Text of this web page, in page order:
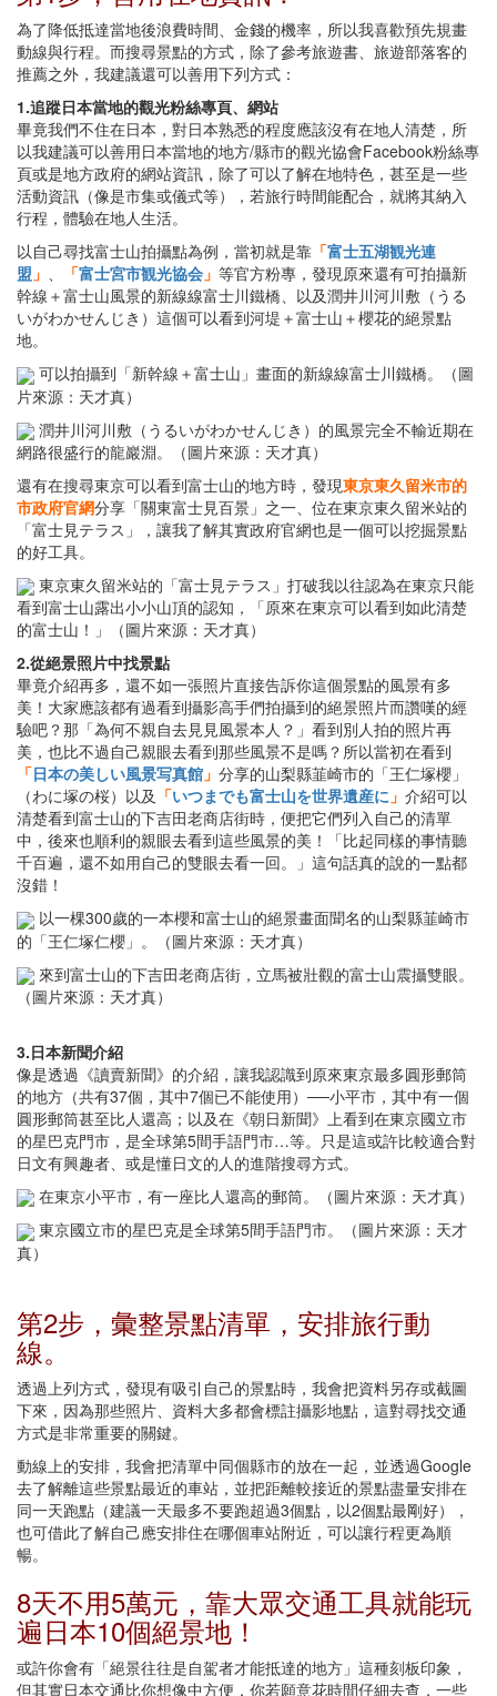
為了降低抵達當地後浪費時間、金錢的機率，所以我喜歡預先規畫
動線與行程。而搜尋景點的方式，除了參考旅遊書、旅遊部落客的
推薦之外，我建議還可以善用下列方式：
1.追蹤日本當地的觀光粉絲專頁、網站
畢竟我們不住在日本，對日本熟悉的程度應該沒有在地人清楚，所
以我建議可以善用日本當地的地方/縣市的觀光協會Facebook粉絲專
頁或是地方政府的網站資訊，除了可以了解在地特色，甚至是一些
活動資訊（像是市集或儀式等），若旅行時間能配合，就將其納入
行程，體驗在地人生活。
以自己尋找富士山拍攝點為例，當初就是靠 「富士五湖観光連
盟 」 、 「富士宮市観光協会 」 等官方粉專，發現原來還有可拍攝新
幹線＋富士山風景的新線線富士川鐵橋、以及潤井川河川敷（うる
いがわかせんじき）這個可以看到河堤＋富士山＋櫻花的絕景點
地。
可以拍攝到「新幹線＋富士山」畫面的新線線富士川鐵橋。（圖
片來源：天才真）
潤井川河川敷（うるいがわかせんじき）的風景完全不輸近期在
網路很盛行的龍巖淵。（圖片來源：天才真）
還有在搜尋東京可以看到富士山的地方時，發現東京東久留米市的
市政府官網分享「關東富士見百景」之一、位在東京東久留米站的
「富士見テラス」，讓我了解其實政府官網也是一個可以挖掘景點
的好工具。
東京東久留米站的「富士見テラス」打破我以往認為在東京只能
看到富士山露出小小山頂的認知，「原來在東京可以看到如此清楚
的富士山！」（圖片來源：天才真）
2.從絕景照片中找景點
畢竟介紹再多，還不如一張照片直接告訴你這個景點的風景有多
美！大家應該都有過看到攝影高手們拍攝到的絕景照片而讚嘆的經
驗吧？那「為何不親自去見見風景本人？」看到別人拍的照片再
美，也比不過自己親眼去看到那些風景不是嗎？所以當初在看到
「日本の美しい風景写真館 」 分享的山梨縣韮崎市的「王仁塚櫻」
（わに塚の桜）以及 「いつまでも富士山を世界遺産に 」 介紹可以
清楚看到富士山的下吉田老商店街時，便把它們列入自己的清單
中，後來也順利的親眼去看到這些風景的美！「比起同樣的事情聽
千百遍，還不如用自己的雙眼去看一回。」這句話真的說的一點都
沒錯！
以一棵300歲的一本櫻和富士山的絕景畫面聞名的山梨縣韮崎市
的「王仁塚仁櫻」。（圖片來源：天才真）
來到富士山的下吉田老商店街，立馬被壯觀的富士山震攝雙眼。
（圖片來源：天才真）
3.日本新聞介紹
像是透過《讀賣新聞》的介紹，讓我認識到原來東京最多圓形郵筒
的地方（共有37個，其中7個已不能使用）──小平市，其中有一個
圓形郵筒甚至比人還高；以及在《朝日新聞》上看到在東京國立市
的星巴克門市，是全球第5間手語門市…等。只是這或許比較適合對
日文有興趣者、或是懂日文的人的進階搜尋方式。
在東京小平市，有一座比人還高的郵筒。（圖片來源：天才真）
東京國立市的星巴克是全球第5間手語門市。（圖片來源：天才
真）
第2步，彙整景點清單，安排旅行動
線。
透過上列方式，發現有吸引自己的景點時，我會把資料另存或截圖
下來，因為那些照片、資料大多都會標註攝影地點，這對尋找交通
方式是非常重要的關鍵。
動線上的安排，我會把清單中同個縣市的放在一起，並透過Google
去了解離這些景點最近的車站，並把距離較接近的景點盡量安排在
同一天跑點（建議一天最多不要跑超過3個點，以2個點最剛好），
也可借此了解自己應安排住在哪個車站附近，可以讓行程更為順
暢。
8天不用5萬元，靠大眾交通工具就能玩
遍日本10個絕景地！
或許你會有「絕景往往是自駕者才能抵達的地方」這種刻板印象，
但其實日本交通比你想像中方便，你若願意花時間仔細去查，一些